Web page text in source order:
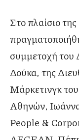
Στο πλαίσιο
συμμετοχή
Δούκα, της
Μάρκετινγκ
Αθηνών,
People &